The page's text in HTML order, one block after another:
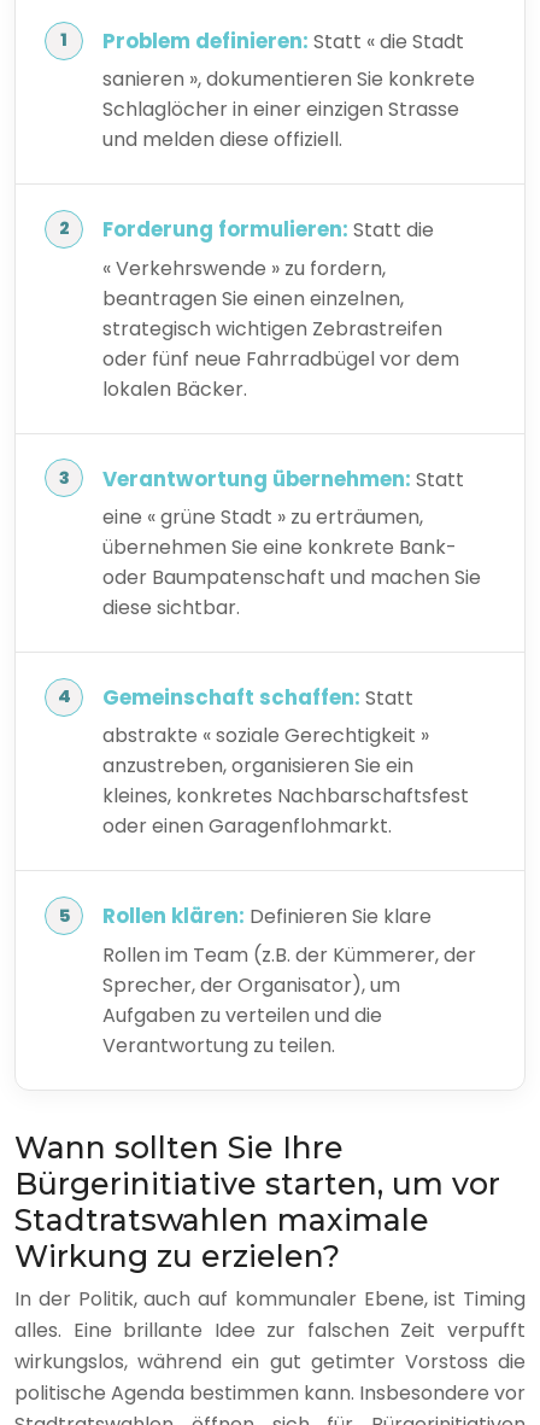
Problem definieren: Statt « die Stadt
sanieren », dokumentieren Sie konkrete
Schlaglöcher in einer einzigen Strasse
und melden diese offiziell.
Forderung formulieren: Statt die
« Verkehrswende » zu fordern,
beantragen Sie einen einzelnen,
strategisch wichtigen Zebrastreifen
oder fünf neue Fahrradbügel vor dem
lokalen Bäcker.
Verantwortung übernehmen: Statt
eine « grüne Stadt » zu erträumen,
übernehmen Sie eine konkrete Bank-
oder Baumpatenschaft und machen Sie
diese sichtbar.
Gemeinschaft schaffen: Statt
abstrakte « soziale Gerechtigkeit »
anzustreben, organisieren Sie ein
kleines, konkretes Nachbarschaftsfest
oder einen Garagenflohmarkt.
Rollen klären: Definieren Sie klare
Rollen im Team (z.B. der Kümmerer, der
Sprecher, der Organisator), um
Aufgaben zu verteilen und die
Verantwortung zu teilen.
Wann sollten Sie Ihre
Bürgerinitiative starten, um vor
Stadtratswahlen maximale
Wirkung zu erzielen?
In der Politik, auch auf kommunaler Ebene, ist Timing
alles. Eine brillante Idee zur falschen Zeit verpufft
wirkungslos, während ein gut getimter Vorstoss die
politische Agenda bestimmen kann. Insbesondere vor